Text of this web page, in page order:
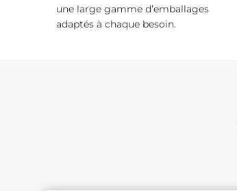
une large gamme d’emballages
adaptés à chaque besoin.